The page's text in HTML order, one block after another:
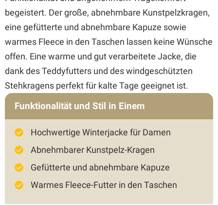
begeistert. Der große, abnehmbare Kunstpelzkragen,
eine gefütterte und abnehmbare Kapuze sowie
warmes Fleece in den Taschen lassen keine Wünsche
offen. Eine warme und gut verarbeitete Jacke, die
dank des Teddyfutters und des windgeschützten
Stehkragens perfekt für kalte Tage geeignet ist.
Funktionalität und Stil in Einem
Hochwertige Winterjacke für Damen
Abnehmbarer Kunstpelz-Kragen
Gefütterte und abnehmbare Kapuze
Warmes Fleece-Futter in den Taschen